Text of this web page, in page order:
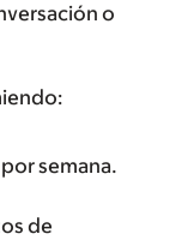
o
semana.
de